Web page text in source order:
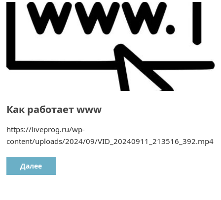
Как работает www
https://liveprog.ru/wp-
content/uploads/2024/09/VID_20240911_213516_392.mp4
Далее